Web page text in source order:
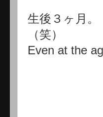
生後３ヶ月
（笑）
Even at the